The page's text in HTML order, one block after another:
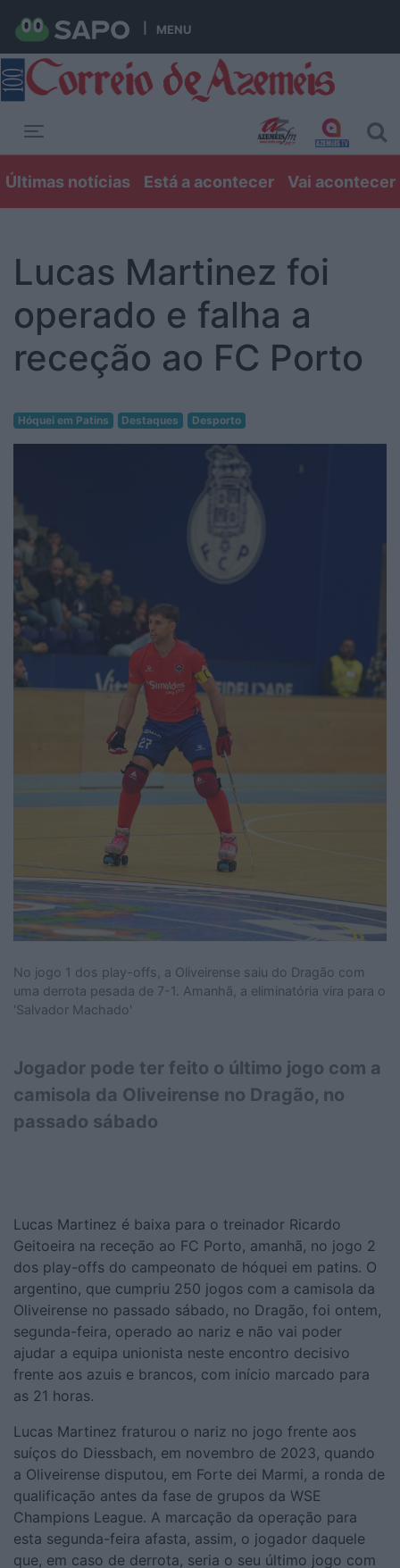
MENU
Últimas notícias Está a acontecer Vai acontecer
Lucas Martinez foi
operado e falha a
receção ao FC Porto
Hóquei em Patins Destaques Desporto
No jogo 1 dos play-offs, a Oliveirense saiu do Dragão com
uma derrota pesada de 7-1. Amanhã, a eliminatória vira para o
'Salvador Machado'
Jogador pode ter feito o último jogo com a
camisola da Oliveirense no Dragão, no
passado sábado
Lucas Martinez é baixa para o treinador Ricardo
Geitoeira na receção ao FC Porto, amanhã, no jogo 2
dos play-offs do campeonato de hóquei em patins. O
argentino, que cumpriu 250 jogos com a camisola da
Oliveirense no passado sábado, no Dragão, foi ontem,
segunda-feira, operado ao nariz e não vai poder
ajudar a equipa unionista neste encontro decisivo
frente aos azuis e brancos, com início marcado para
as 21 horas.
Lucas Martinez fraturou o nariz no jogo frente aos
suíços do Diessbach, em novembro de 2023, quando
a Oliveirense disputou, em Forte dei Marmi, a ronda de
qualificação antes da fase de grupos da WSE
Champions League. A marcação da operação para
esta segunda-feira afasta, assim, o jogador daquele
que, em caso de derrota, seria o seu último jogo com